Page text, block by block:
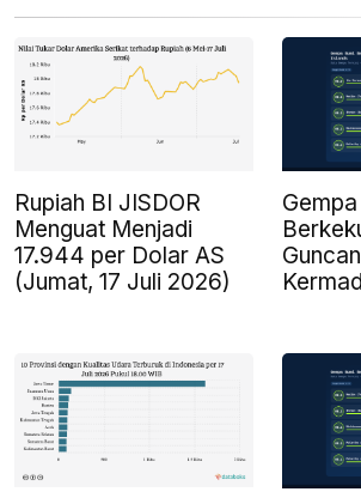
Rupiah BI JISDOR
Menguat Menjadi
17.944 per Dolar AS
(Jumat, 17 Juli 2026)